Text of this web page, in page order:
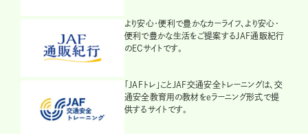
より安心・便利で豊かなカーライフ、より安心・
便利で豊かな生活をご提案するJAF通販紀行
のECサイトです。
「JAFトレ」ことJAF交通安全トレーニングは、交
通安全教育用の教材をeラーニング形式で提
供するサイトです。